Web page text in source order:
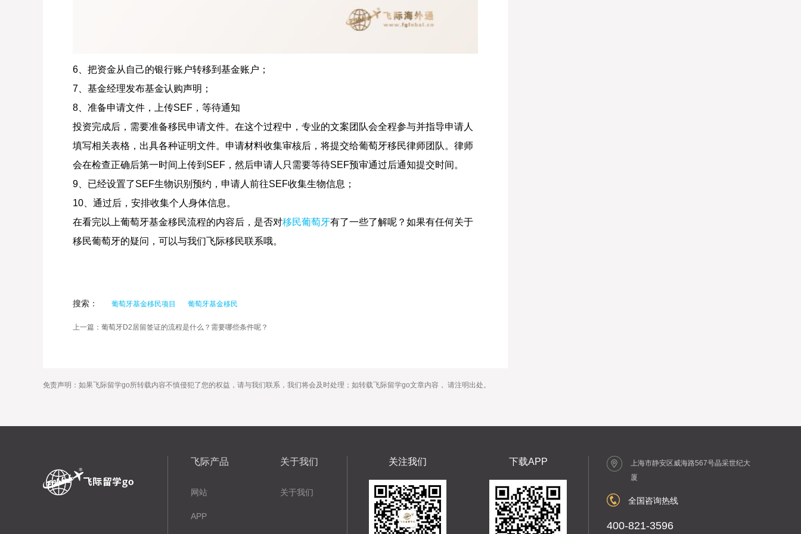
6、把资金从自己的银行账户转移到基金账户；
7、基金经理发布基金认购声明；
8、准备申请文件，上传SEF，等待通知
投资完成后，需要准备移民申请文件。在这个过程中，专业的文案团队会全程参与并指导申请人
填写相关表格，出具各种证明文件。申请材料收集审核后，将提交给葡萄牙移民律师团队。律师
会在检查正确后第一时间上传到SEF，然后申请人只需要等待SEF预审通过后通知提交时间。
9、已经设置了SEF生物识别预约，申请人前往SEF收集生物信息；
10、通过后，安排收集个人身体信息。
在看完以上葡萄牙基金移民流程的内容后，是否对移民葡萄牙有了一些了解呢？如果有任何关于
移民葡萄牙的疑问，可以与我们飞际移民联系哦。
搜索： 葡萄牙基金移民项目 葡萄牙基金移民
上一篇：葡萄牙D2居留签证的流程是什么？需要哪些条件呢？
免责声明：如果飞际留学go所转载内容不慎侵犯了您的权益，请与我们联系，我们将会及时处理；如转载飞际留学go文章内容， 请注明出处。
飞际产品
网站
APP
关于我们
关于我们
关注我们 下载APP
上海市静安区威海路567号晶采世纪大
厦
全国咨询热线
400-821-3596